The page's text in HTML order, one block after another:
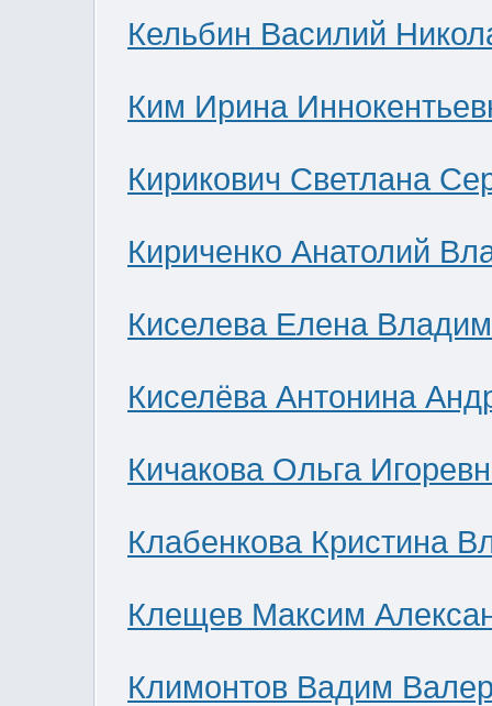
Кельбин Василий
Ким Ирина
Кирикович Светлана
Кириченко Анатолий
Киселева Елена
Киселёва Антонина
Кичакова Ольга
Клабенкова Кристина
Клещев Максим
Климонтов Вадим